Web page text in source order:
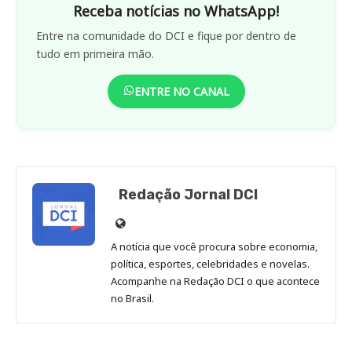
Receba notícias no WhatsApp!
Entre na comunidade do DCI e fique por dentro de
tudo em primeira mão.
ENTRE NO CANAL
Redação Jornal DCI
Site
de
Redação
Jornal
DCI
A notícia que você procura sobre economia,
política, esportes, celebridades e novelas.
Acompanhe na Redação DCI o que acontece
no Brasil.